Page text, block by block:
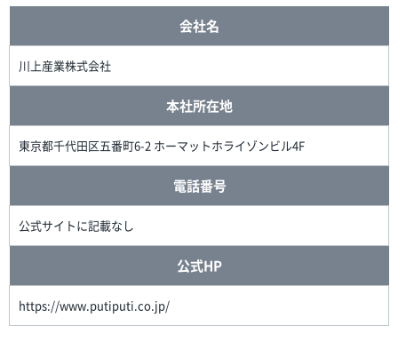
会社名
川上産業株式会社
本社所在地
東京都千代田区五番町6-2 ホーマットホライゾンビル4F
電話番号
公式サイトに記載なし
公式HP
https://www.putiputi.co.jp/